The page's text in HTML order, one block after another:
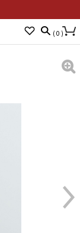
( 0 )